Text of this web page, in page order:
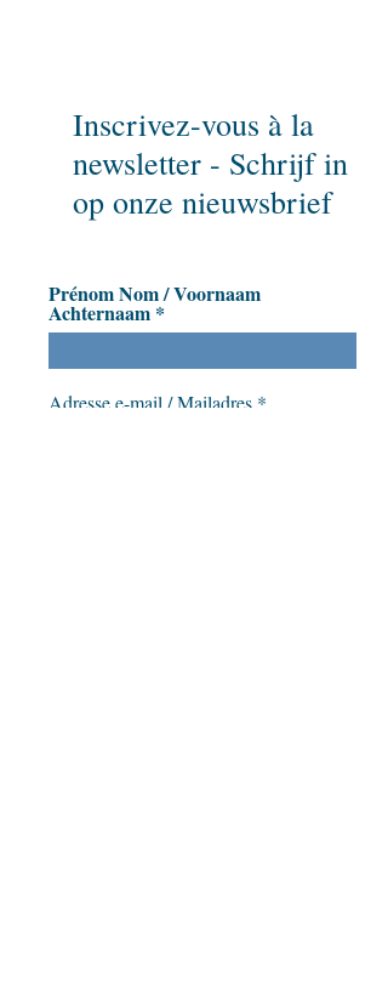
Inscrivez-vous à la
newsletter - Schrijf in
op onze nieuwsbrief
Prénom Nom / Voornaam
Achternaam
Adresse e-mail / Mailadres